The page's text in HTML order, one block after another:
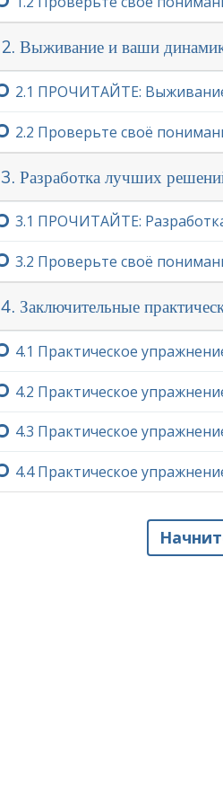
2. Выживание и ваши
ПРОЧИТАЙТЕ:
Проверьте своё
3. Разработка лучших
ПРОЧИТАЙТЕ:
Проверьте своё
4. Заключительные
Практическое
Практическое
Практическое
4.‏4Практическое